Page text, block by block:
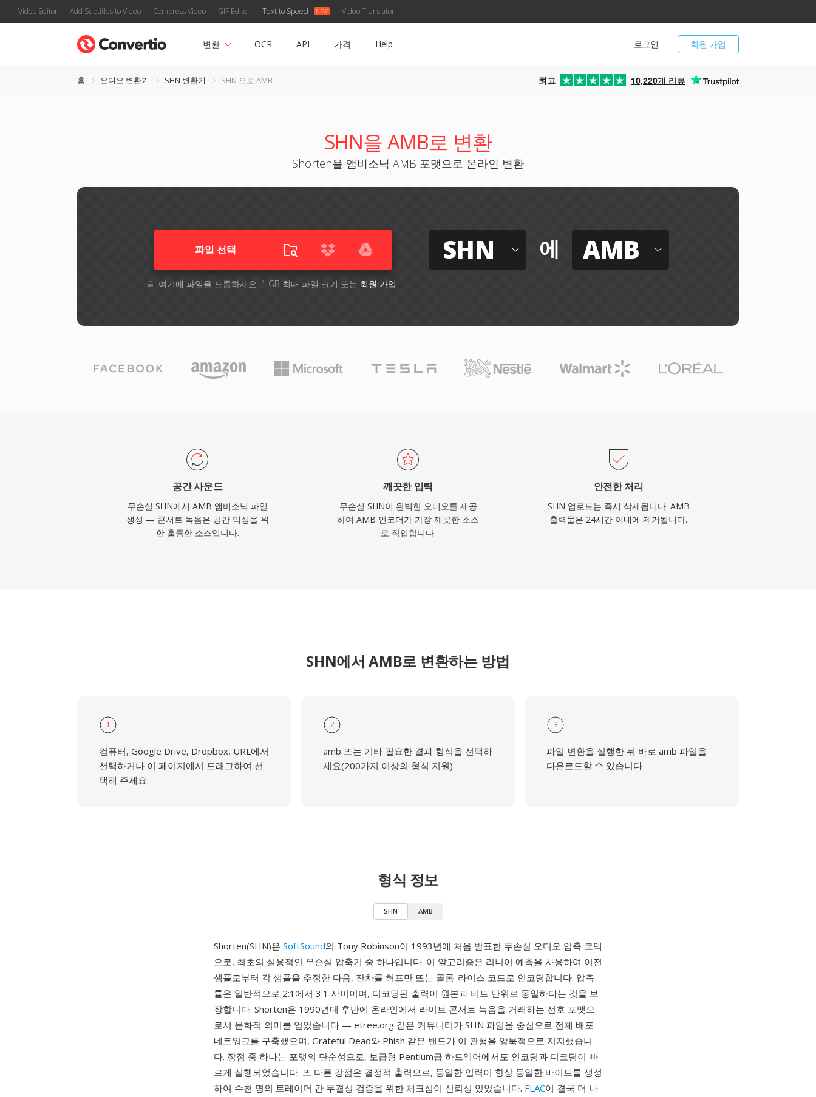
Video Editor Add Subtitles to Video Compress Video GIF Editor Text to Speech Video Translator
회원 가입
로그인
변환 OCR API 가격 Help
홈 오디오 변환기 SHN 변환기 SHN 으로 AMB 최고 10,220개 리뷰
SHN을 AMB로 변환
Shorten을 앰비소닉 AMB 포맷으로 온라인 변환
파일 선택
여기에 파일을 드롭하세요. 1 GB 최대 파일 크기 또는 회원 가입
SHN 에 AMB
공간 사운드
무손실 SHN에서 AMB 앰비소닉 파일
생성 — 콘서트 녹음은 공간 믹싱을 위
한 훌륭한 소스입니다.
깨끗한 입력
무손실 SHN이 완벽한 오디오를 제공
하여 AMB 인코더가 가장 깨끗한 소스
로 작업합니다.
안전한 처리
SHN 업로드는 즉시 삭제됩니다. AMB
출력물은 24시간 이내에 제거됩니다.
SHN에서 AMB로 변환하는 방법
1
컴퓨터, Google Drive, Dropbox, URL에서
선택하거나 이 페이지에서 드래그하여 선
택해 주세요.
2
amb 또는 기타 필요한 결과 형식을 선택하
세요(200가지 이상의 형식 지원)
3
파일 변환을 실행한 뒤 바로 amb 파일을
다운로드할 수 있습니다
형식 정보
SHN AMB
Shorten(SHN)은 SoftSound의 Tony Robinson이 1993년에 처음 발표한 무손실 오디오 압축 코덱
으로, 최초의 실용적인 무손실 압축기 중 하나입니다. 이 알고리즘은 리니어 예측을 사용하여 이전
샘플로부터 각 샘플을 추정한 다음, 잔차를 허프만 또는 골롬-라이스 코드로 인코딩합니다. 압축
률은 일반적으로 2:1에서 3:1 사이이며, 디코딩된 출력이 원본과 비트 단위로 동일하다는 것을 보
장합니다. Shorten은 1990년대 후반에 온라인에서 라이브 콘서트 녹음을 거래하는 선호 포맷으
로서 문화적 의미를 얻었습니다 — etree.org 같은 커뮤니티가 SHN 파일을 중심으로 전체 배포
네트워크를 구축했으며, Grateful Dead와 Phish 같은 밴드가 이 관행을 암묵적으로 지지했습니
다. 장점 중 하나는 포맷의 단순성으로, 보급형 Pentium급 하드웨어에서도 인코딩과 디코딩이 빠
르게 실행되었습니다. 또 다른 강점은 결정적 출력으로, 동일한 입력이 항상 동일한 바이트를 생성
하여 수천 명의 트레이더 간 무결성 검증을 위한 체크섬이 신뢰성 있었습니다. FLAC이 결국 더 나